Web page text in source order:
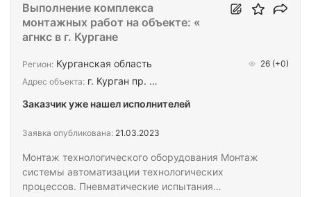
Монтаж технологического оборудования Монтаж
системы автоматизации технологических
процессов. Пневматические испытания
Выполнение комплекса
монтажных работ на объекте: «
агнкс в г. Кургане
Регион: Курганская область 26 (+0)
Адрес объекта: г. Курган пр. …
Заказчик уже нашел исполнителей
Заявка опубликована: 21.03.2023